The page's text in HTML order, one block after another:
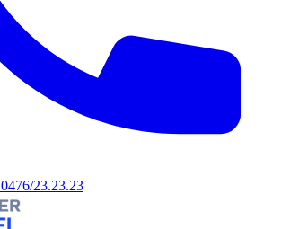
0476/23.23.23